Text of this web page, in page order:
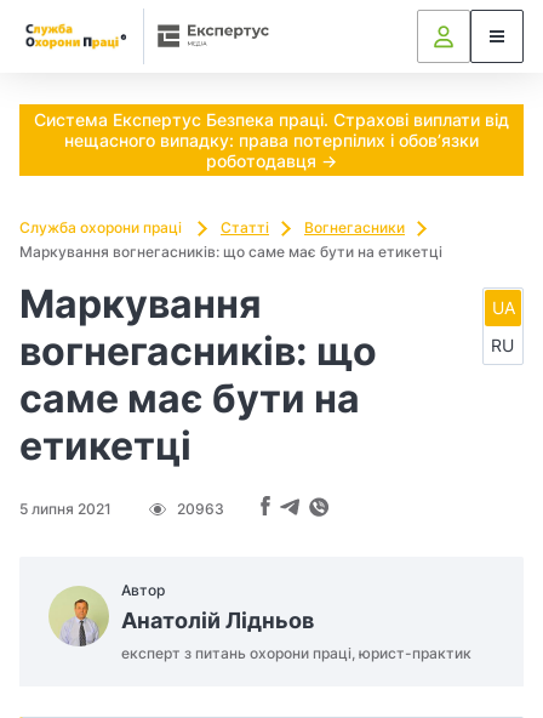
Система Експертус Безпека праці. Страхові виплати від
нещасного випадку: права потерпілих і обов’язки
роботодавця →
Служба охорони праці Статті
Вогнегасники
Маркування вогнегасників: що саме має бути на етикетці
Маркування
вогнегасників: що
саме має бути на
етикетці
5 липня 2021 20963
UA
RU
Автор
Анатолій Лідньов
експерт з питань охорони праці, юрист-практик
Ч
о
т
р
н
в